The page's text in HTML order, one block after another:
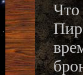
Что